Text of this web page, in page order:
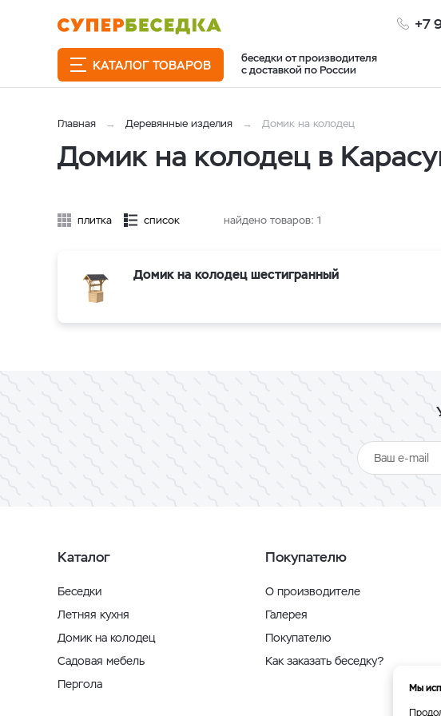
беседки от производителя
с доставкой по России
+7
КАТАЛОГ ТОВАРОВ
Главная Деревянные изделия Домик на колодец
Домик на колодец в
плитка список найдено товаров: 1
Домик на колодец шестигранный
Каталог
Беседки
Летняя кухня
Домик на колодец
Садовая мебель
Пергола
Покупателю
О производителе
Галерея
Покупателю
Как заказать беседку?
Мы